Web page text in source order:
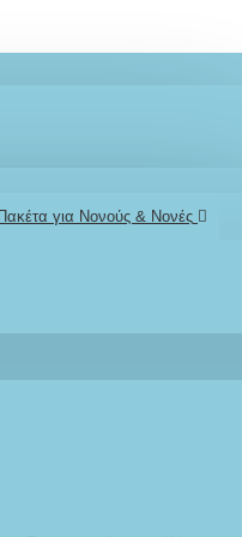
για Νονούς & Νονές